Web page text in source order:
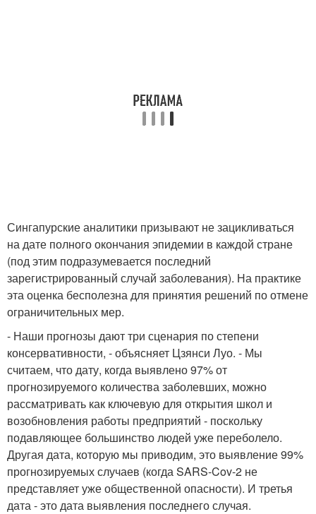
Сингапурские аналитики призывают не зацикливаться
на дате полного окончания эпидемии в каждой стране
(под этим подразумевается последний
зарегистрированный случай заболевания). На практике
эта оценка бесполезна для принятия решений по отмене
ограничительных мер.
- Наши прогнозы дают три сценария по степени
консервативности, - объясняет Цзянси Луо. - Мы
считаем, что дату, когда выявлено 97% от
прогнозируемого количества заболевших, можно
рассматривать как ключевую для открытия школ и
возобновления работы предприятий - поскольку
подавляющее большинство людей уже переболело.
Другая дата, которую мы приводим, это выявление 99%
прогнозируемых случаев (когда SARS-Cov-2 не
представляет уже общественной опасности). И третья
дата - это дата выявления последнего случая.